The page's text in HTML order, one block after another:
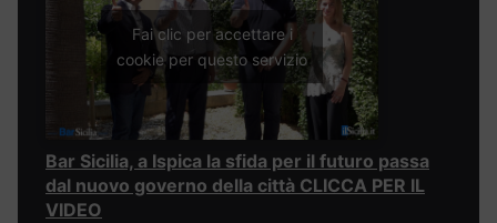
Fai clic per accettare i
cookie per questo servizio
Bar Sicilia, a Ispica la sfida per il futuro passa
dal nuovo governo della città CLICCA PER IL
VIDEO